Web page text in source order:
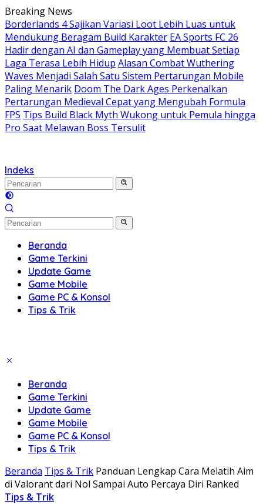
Langsung
ke
konten
Breaking News
Borderlands 4 Sajikan Variasi Loot Lebih Luas untuk
Mendukung Beragam Build Karakter EA Sports FC 26
Hadir dengan AI dan Gameplay yang Membuat Setiap
Laga Terasa Lebih Hidup Alasan Combat Wuthering
Waves Menjadi Salah Satu Sistem Pertarungan Mobile
Paling Menarik Doom The Dark Ages Perkenalkan
Pertarungan Medieval Cepat yang Mengubah Formula
FPS Tips Build Black Myth Wukong untuk Pemula hingga
Pro Saat Melawan Boss Tersulit
Indeks
Beranda
Game Terkini
Update Game
Game Mobile
Game PC & Konsol
Tips & Trik
Beranda
Game Terkini
Update Game
Game Mobile
Game PC & Konsol
Tips & Trik
Beranda Tips & Trik Panduan Lengkap Cara Melatih Aim
di Valorant dari Nol Sampai Auto Percaya Diri Ranked
Tips & Trik